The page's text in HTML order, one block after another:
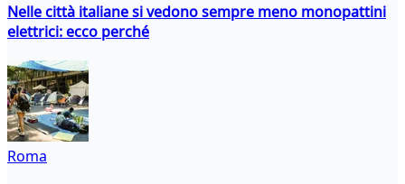
Nelle città italiane si vedono sempre meno monopattini
elettrici: ecco perché
Roma